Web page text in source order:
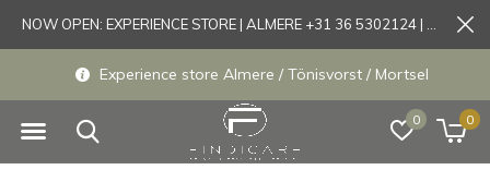
0 0
Experience store Almere / Tönisvorst / Mortsel